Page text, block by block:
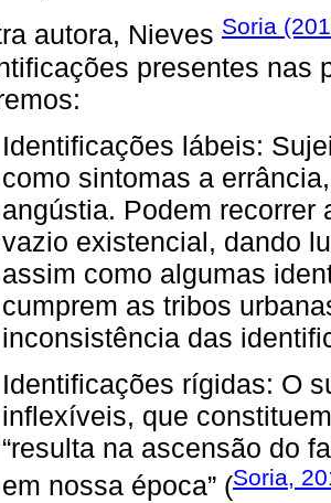
autora, Nieves Soria
presentes nas
Identificações lábeis:
como sintomas a
angústia. Podem recorrer
vazio existencial, dando
assim como algumas
cumprem as tribos
inconsistência das
Identificações rígidas: O
inflexíveis, que
“resulta na ascensão do
em nossa época” (Soria,